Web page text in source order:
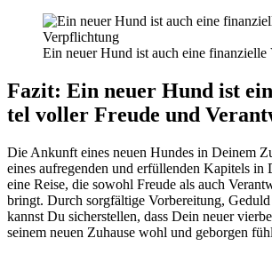
Ein neu­er Hund ist auch eine
Fazit: Ein neu­er Hund ist
tel vol­ler Freu­de und
Die Ankunft eines neu­en Hun­des in Dei­nem
eines auf­re­gen­den und erfül­len­den Kapi­tels in
eine Rei­se, die sowohl Freu­de als auch
bringt. Durch sorg­fäl­ti­ge Vor­be­rei­tung,
kannst Du sicher­stel­len, dass Dein neu­er
sei­nem neu­en Zuhau­se wohl und gebor­gen